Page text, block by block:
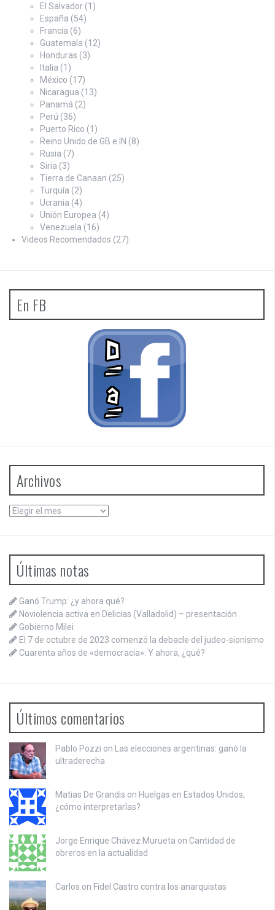
El Salvador (1)
España (54)
Francia (6)
Guatemala (12)
Honduras (3)
Italia (1)
México (17)
Nicaragua (13)
Panamá (2)
Perú (36)
Puerto Rico (1)
Reino Unido de GB e IN (8)
Rusia (7)
Siria (3)
Tierra de Canaan (25)
Turquía (2)
Ucrania (4)
Unión Europea (4)
Venezuela (16)
Videos Recomendados (27)
En FB
Archivos
Archivos
Últimas notas
Ganó Trump: ¿y ahora qué?
Noviolencia activa en Delicias (Valladolid) – presentación
Gobierno Milei
El 7 de octubre de 2023 comenzó la debacle del judeo-sionismo
Cuarenta años de «democracia»: Y ahora, ¿qué?
Últimos comentarios
Pablo Pozzi on Las elecciones argentinas: ganó la
ultraderecha
Matias De Grandis on Huelgas en Estados Unidos,
¿cómo interpretarlas?
Jorge Enrique Chávez Murueta on Cantidad de
obreros en la actualidad
Carlos on Fidel Castro contra los anarquistas